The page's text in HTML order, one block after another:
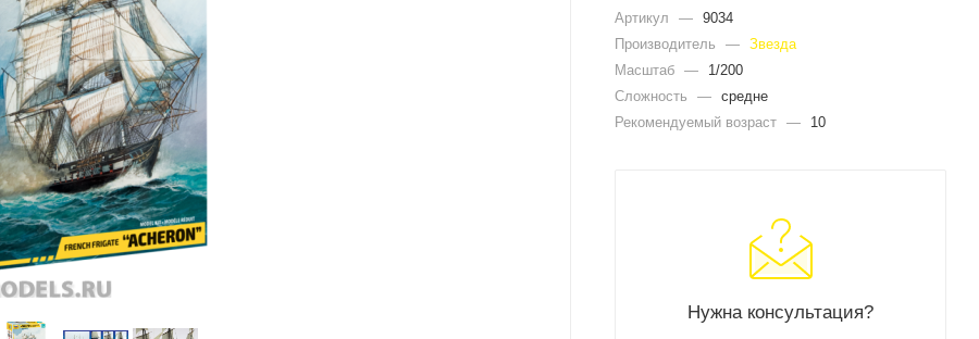
Артикул — 9034
Производитель
— Звезда
Масштаб —
1/200
Сложность
— средне
Рекомендуемый возраст — 10
Нужна консультация?